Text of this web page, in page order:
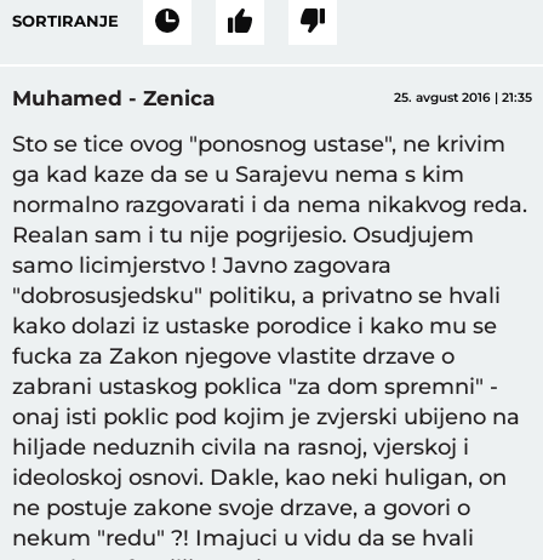
SORTIRANJE
Muhamed - Zenica 25. avgust 2016 | 21:35
Sto se tice ovog "ponosnog ustase", ne krivim
ga kad kaze da se u Sarajevu nema s kim
normalno razgovarati i da nema nikakvog reda.
Realan sam i tu nije pogrijesio. Osudjujem
samo licimjerstvo ! Javno zagovara
"dobrosusjedsku" politiku, a privatno se hvali
kako dolazi iz ustaske porodice i kako mu se
fucka za Zakon njegove vlastite drzave o
zabrani ustaskog poklica "za dom spremni" -
onaj isti poklic pod kojim je zvjerski ubijeno na
hiljade neduznih civila na rasnoj, vjerskoj i
ideoloskoj osnovi. Dakle, kao neki huligan, on
ne postuje zakone svoje drzave, a govori o
nekum "redu" ?! Imajuci u vidu da se hvali